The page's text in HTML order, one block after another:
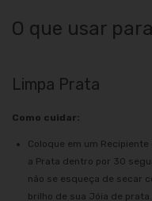
O que usar
Limpa Prata
Como cuidar:
Coloque em um
a Prata dentro por 30
não se esqueça de secar
brilho de sua Jóia de prata.